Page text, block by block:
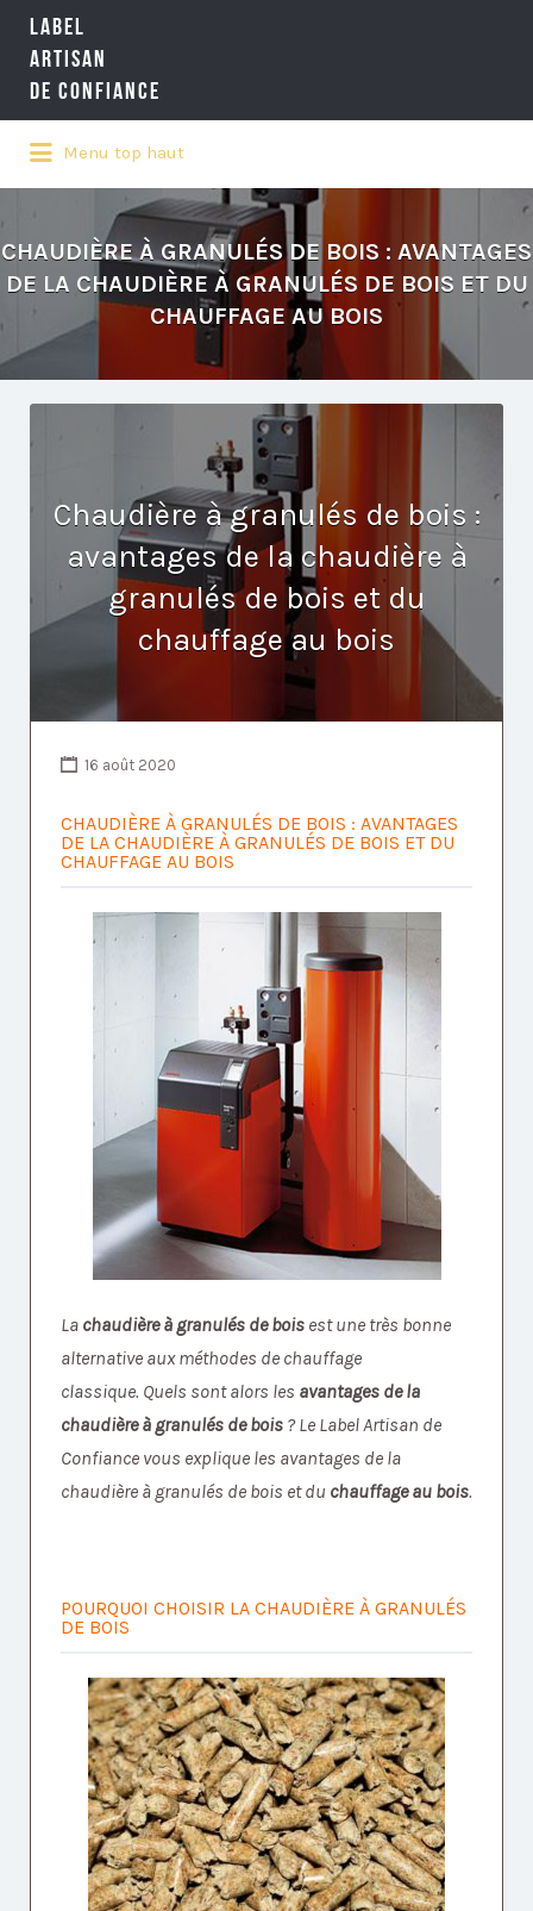
LABEL
ARTISAN
DE CONFIANCE
LA RÉFÉRENCE QUALITÉ NATIONALE
DE L'ARTISANAT
Rechercher:
Menu top haut
CHAUDIÈRE À GRANULÉS DE BOIS : AVANTAGES
DE LA CHAUDIÈRE À GRANULÉS DE BOIS ET DU
CHAUFFAGE AU BOIS
Chaudière à granulés de bois :
avantages de la chaudière à
granulés de bois et du
chauffage au bois
16 août 2020
CHAUDIÈRE À GRANULÉS DE BOIS : AVANTAGES
DE LA CHAUDIÈRE À GRANULÉS DE BOIS ET DU
CHAUFFAGE AU BOIS
La chaudière à granulés de bois est une très bonne
alternative aux méthodes de chauffage
classique. Quels sont alors les avantages de la
chaudière à granulés de bois ? Le Label Artisan de
Confiance vous explique les avantages de la
chaudière à granulés de bois et du chauffage au bois.
POURQUOI CHOISIR LA CHAUDIÈRE À GRANULÉS
DE BOIS